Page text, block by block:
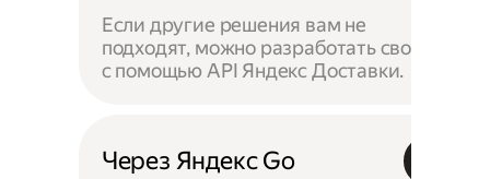
Если другие решения вам не
подходят, можно разработать своё —
с помощью API Яндекс Доставки.
Через Яндекс Go